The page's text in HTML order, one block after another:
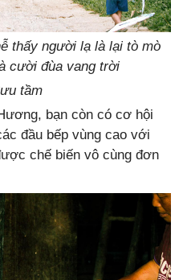
thấy người lạ là lại tò mò
cười đùa vang trời
tầm
bạn còn có cơ hội
đầu bếp vùng cao với
chế biến vô cùng đơn